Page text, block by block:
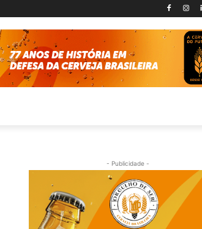
- Publicidade -